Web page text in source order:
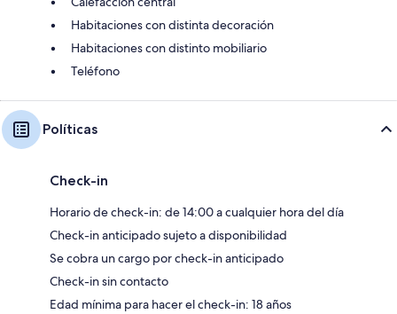
Habitaciones con distinta decoración
Habitaciones con distinto mobiliario
Teléfono
Políticas
Check-in
Horario de check-in: de 14:00 a cualquier hora del día
Check-in anticipado sujeto a disponibilidad
Se cobra un cargo por check-in anticipado
Check-in sin contacto
Edad mínima para hacer el check-in: 18 años